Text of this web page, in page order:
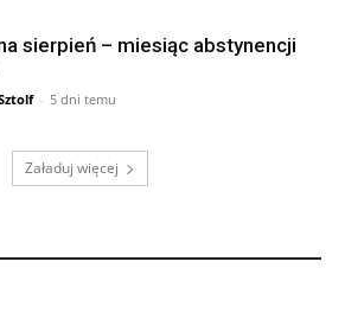
sierpień – miesiąc abstynencji
- 5 dni temu
Załaduj więcej